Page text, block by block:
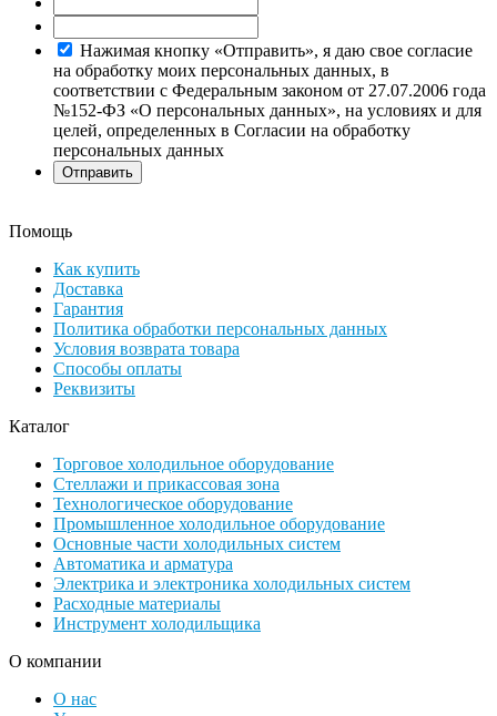
Нажимая кнопку «Отправить», я даю свое согласие
на обработку моих персональных данных, в
соответствии с Федеральным законом от 27.07.2006 года
№152-ФЗ «О персональных данных», на условиях и для
целей, определенных в Согласии на обработку
персональных данных
Помощь
Как купить
Доставка
Гарантия
Политика обработки персональных данных
Условия возврата товара
Способы оплаты
Реквизиты
Каталог
Торговое холодильное оборудование
Стеллажи и прикассовая зона
Технологическое оборудование
Промышленное холодильное оборудование
Основные части холодильных систем
Автоматика и арматура
Электрика и электроника холодильных систем
Расходные материалы
Инструмент холодильщика
О компании
О нас